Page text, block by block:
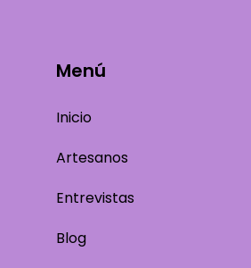
Menú
Inicio
Artesanos
Entrevistas
Blog